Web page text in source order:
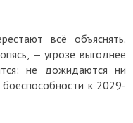
всё объяснять.
— угрозе выгоднее
не дожидаются ни
к 2029-